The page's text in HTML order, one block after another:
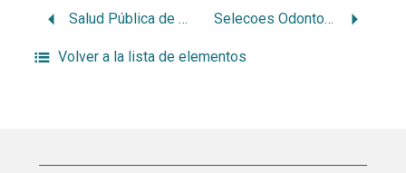
Salud Pública de México Selecoes Odontológicas
Volver a la lista de elementos